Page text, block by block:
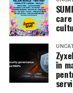
furnizor de
introducă parola
vigilența
explică Horațiu
cyber_Folks
Subiectul a fost
informările din
în